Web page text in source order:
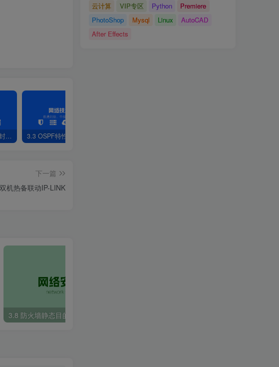
1.3 Wireshark网络封包分析软件 3.3 OSPF特性
下一篇
机热备联动IP-LINK
3.8 防火墙静态目的NAT
云计算
VIP专区 Python
Premiere
PhotoShop
Mysql Linux
AutoCAD
After Effects